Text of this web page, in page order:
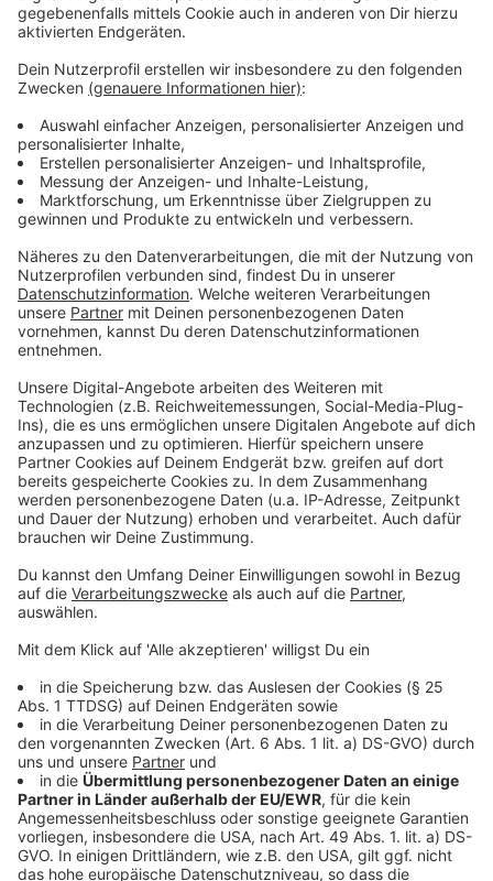
Wir benötigen Ihre
Zustimmung, um den YouTube
Video-Service zu laden!
Wir verwenden einen Service eines
Drittanbieters, um Videoinhalte
einzubetten. Dieser Service kann
Daten zu Ihren Aktivitäten
sammeln. Bitte lesen Sie die
Details durch und stimmen Sie der
Nutzung des Service zu, um dieses
Video anzusehen.
Akzeptieren
powered byUsercentrics Consent
Management Platform
und wachsendem Misstrauen beginnt für Dave ein
Wettlauf gegen die Zeit. Doch je tiefer sie graben,
desto klarer wird: Dieses Feuer hat eine Geschichte –
und sie ist brandgefährlich.
Anzeige
©Copyright: Apple TV+
Michelle und Dave finden nur mühsam zueinander. Und
Anzeige
©Copyright: Apple TV+
Dave ist ein brillianter Ermittler. Aber auch er hat eine
Vergangenheit...